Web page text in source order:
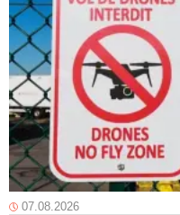
07.08.2026